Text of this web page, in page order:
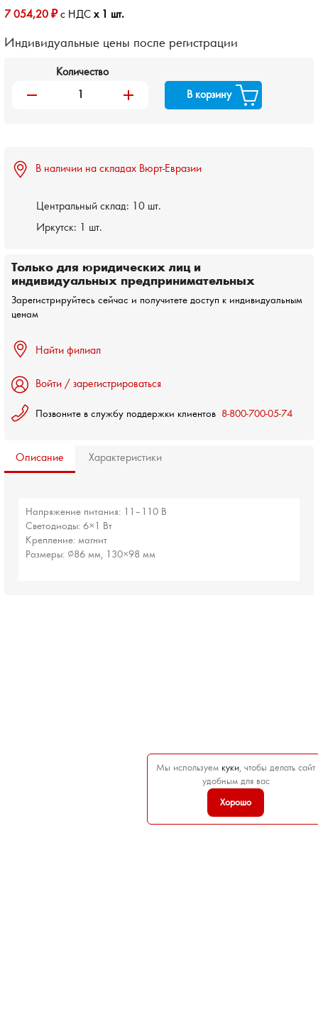
Мы используем куки, чтобы делать сайт
удобным для вас
Хорошо
7 054,20 ₽с НДСx 1 шт.
Индивидуальные цены после регистрации
Количество
remove add В корзину
В наличии на складах Вюрт-Евразии
Центральный склад:
10 шт.
Иркутск:
1 шт.
Только для юридических лиц и
индивидуальных предпринимательных
Зарегистрируйтесь сейчас и получитете доступ к индивидуальным
ценам
Найти филиал
Войти / зарегистрироваться
Позвоните в службу поддержки клиентов 8-800-700-05-74
Описание Характеристики
Напряжение питания: 11–110 В
Светодиоды: 6×1 Вт
Крепление: магнит
Размеры: ∅86 мм, 130×98 мм